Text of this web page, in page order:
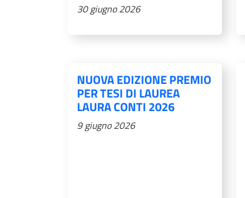
30 giugno 2026
NUOVA EDIZIONE PREMIO
PER TESI DI LAUREA
LAURA CONTI 2026
9 giugno 2026